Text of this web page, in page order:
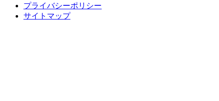
プライバシーポリシー
サイトマップ